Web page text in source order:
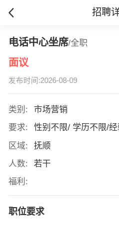
招聘
电话中心坐席/全职
面议
发布时间:2026-08-09
类别:
市场营销
要求:
性别不限/ 学历不限/
区域:
抚顺
人数:
若干
福利:
职位要求